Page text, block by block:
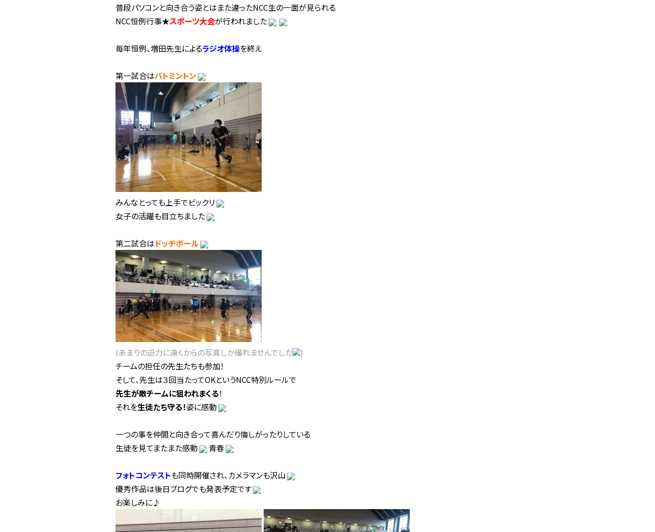
普段パソコンと向き合う姿とはまた違ったNCC生の一面が見られる
NCC恒例行事★スポーツ大会が行われました
毎年恒例、増田先生によるラジオ体操を終え
第一試合はバトミントン
みんなとっても上手でビックリ
女子の活躍も目立ちました
第二試合はドッヂボール
(あまりの迫力に遠くからの写真しか撮れませんでした
)
チームの担任の先生たちも参加！
そして、先生は３回当たってOKというNCC特別ルールで
先生が敵チームに狙われまくる！
それを生徒たち守る！姿に感動
一つの事を仲間と向き合って喜んだり悔しがったりしている
生徒を見てまたまた感動
青春
フォトコンテストも同時開催され、カメラマンも沢山
優秀作品は後日ブログでも発表予定です
お楽しみに♪